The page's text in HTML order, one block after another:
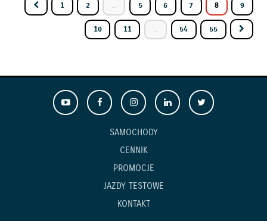
1 2 ... 5 6 7 8 9
10 11 ... 54 55
SAMOCHODY
CENNIK
PROMOCJE
JAZDY TESTOWE
KONTAKT